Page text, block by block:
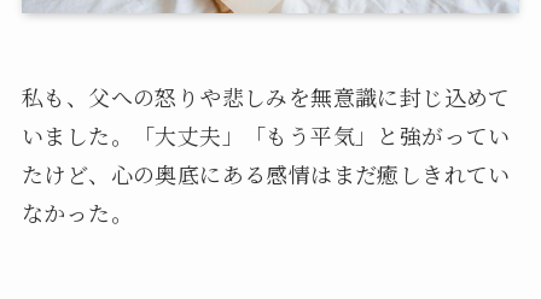
私も、父への怒りや悲しみを無意識に封じ込めて
いました。「大丈夫」「もう平気」と強がってい
たけど、心の奥底にある感情はまだ癒しきれてい
なかった。